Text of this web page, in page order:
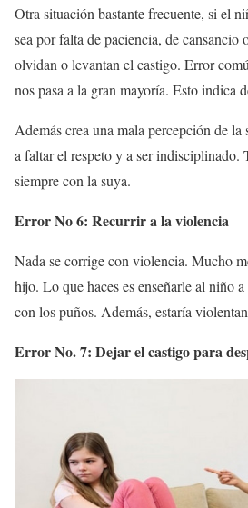
Otra situación bastante frecuente, si el
sea por falta de paciencia, de cansancio
olvidan o levantan el castigo. Error
nos pasa a la gran mayoría. Esto indica
Además crea una mala percepción de
a faltar el respeto y a ser indisciplinado.
siempre con la suya.
Error No 6: Recurrir a la violencia
Nada se corrige con violencia. Mucho
hijo. Lo que haces es enseñarle al niño
con los puños. Además, estaría
Error No. 7: Dejar el castigo para